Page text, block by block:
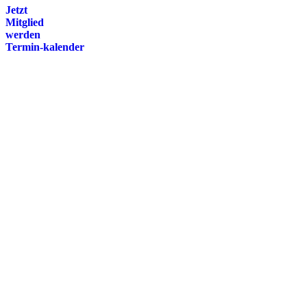
Jetzt
Mitglied
werden
Termin-kalender